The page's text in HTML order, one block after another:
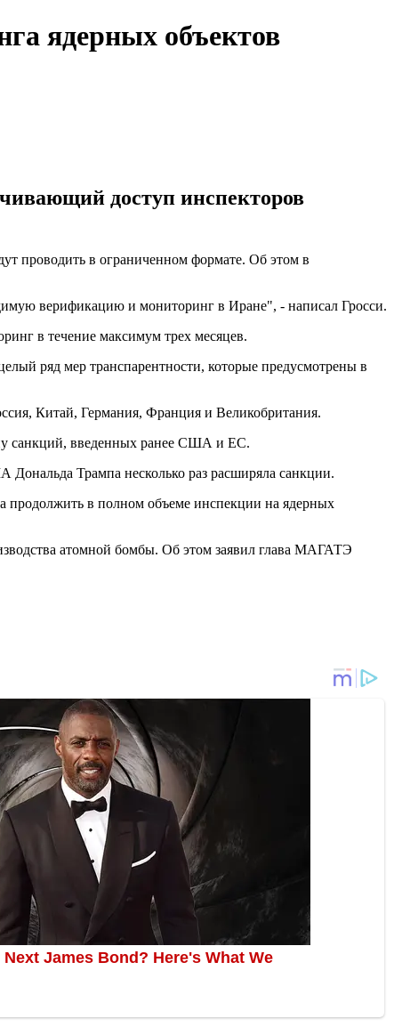
ядерных объектов
доступ инспекторов
проводить в ограниченном формате. Об этом в
верификацию и мониторинг в Иране", - написал Гросси.
в течение максимум трех месяцев.
ряд мер транспарентности, которые предусмотрены в
Китай, Германия, Франция и Великобритания.
санкций, введенных ранее США и ЕС.
Трампа несколько раз расширяла санкции.
продолжить в полном объеме инспекции на ядерных
атомной бомбы. Об этом заявил глава МАГАТЭ